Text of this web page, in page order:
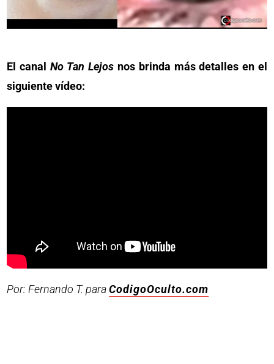
El canal No Tan Lejos nos brinda más detalles en el
siguiente vídeo:
Por: Fernando T. paraCodigoOculto.com